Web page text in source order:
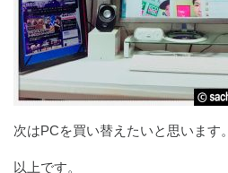
次はPCを買い替えたいと思います。
以上です。